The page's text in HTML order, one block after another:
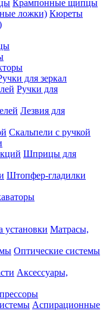
Крампонные щипцы
Кюреты
для зеркал
Ручки для
Лезвия для
Скальпели с ручкой
Шприцы для
Штопфер-гладилки
Матрасы,
Оптические системы
Аксессуары,
Аспирационные